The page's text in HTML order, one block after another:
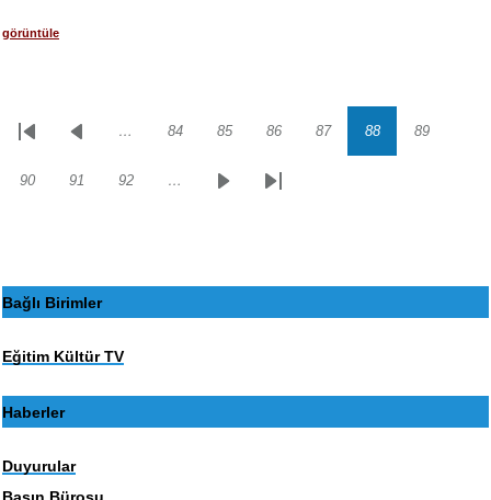
görüntüle
Sayfalama
İlk
Önceki… Sayfa
84 Sayfa
85 Sayfa
86 Sayfa
87 Sayfa
88 Sayfa
89
Sayfa
90 Sayfa
91 Sayfa
92 …
SonrakiSon
Bağlı Birimler
Eğitim Kültür TV
Haberler
Duyurular